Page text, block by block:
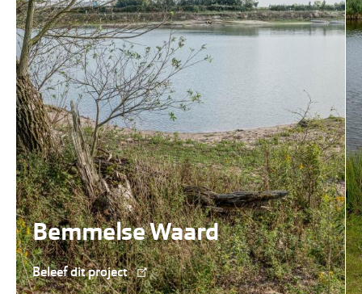
Bemmelse Waard
Beleef dit project